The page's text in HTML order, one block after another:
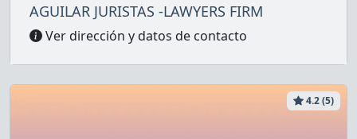
AGUILAR JURISTAS -LAWYERS FIRM
Ver dirección y datos de contacto
4.2 (5)